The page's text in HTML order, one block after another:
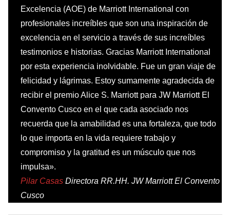
Excelencia (AOE) de Marriott International con
profesionales increíbles que son una inspiración de
excelencia en el servicio a través de sus increíbles
testimonios e historias. Gracias Marriott International
por esta experiencia inolvidable. Fue un gran viaje de
felicidad y lágrimas. Estoy sumamente agradecida de
recibir el premio Alice S. Marriott para JW Marriott El
Convento Cusco en el que cada asociado nos
recuerda que la amabilidad es una fortaleza, que todo
lo que importa en la vida requiere trabajo y
compromiso y la gratitud es un músculo que nos
impulsa».
Pilar CasasDirectora RR.HH. JW Marriott El Convento
Cusco